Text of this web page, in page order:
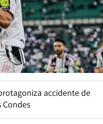
accidente de